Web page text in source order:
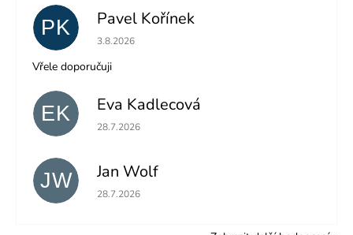
PK Pavel Kořínek
Hodnocení obchodu je 5 z 5 hvězdiček.
3.8.2026
Vřele doporučuji
EK Eva Kadlecová
Hodnocení obchodu je 5 z 5 hvězdiček.
28.7.2026
JW Jan Wolf
Hodnocení obchodu je 5 z 5 hvězdiček.
28.7.2026